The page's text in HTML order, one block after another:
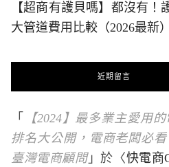
【超商有護貝嗎】都沒有！
大管道費用比較（2026最新）
近期留言
「
【2024】最多業主愛用
排名大公開，電商老闆必看
臺灣電商顧問」於〈快電商